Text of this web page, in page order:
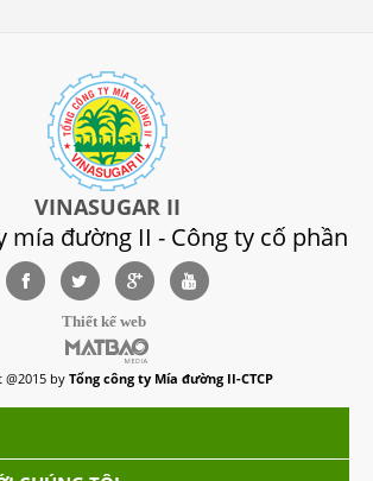
VINASUGAR II
mía đường II - Công ty cố phần
Thiết kế web
by Tổng công ty Mía đường II-CTCP